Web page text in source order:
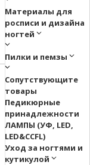
Материалы для
росписи и дизайна
ногтей
Пилки и пемзы
Сопутствующите
товары
Педикюрные
принадлежности
ЛАМПЫ (УФ, LED,
LED&CCFL)
Уход за ногтями и
кутикулой